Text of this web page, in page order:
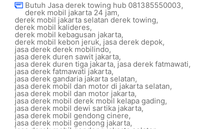
Butuh Jasa derek towing hub 081385550003,
derek mobil jakarta 24 jam,
derek mobil jakarta selatan derek towing,
derek mobil kalideres,
derek mobil kebagusan jakarta,
derek mobil kebon jeruk, jasa derek depok,
jasa derek derek mobilindo,
jasa derek duren sawit jakarta,
jasa derek duren tiga jakarta, jasa derek fatmawati,
jasa derek fatmawati jakarta,
jasa derek gandaria jakarta selatan,
jasa derek mobil dan motor di jakarta selatan,
jasa derek mobil dan motor jakarta,
jasa derek mobil derek mobil kelapa gading,
jasa derek mobil dewi sartika jakarta,
jasa derek mobil gendong cinere,
jasa derek mobil gendong jakarta,